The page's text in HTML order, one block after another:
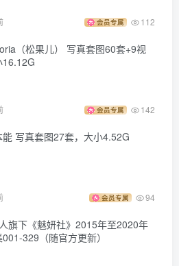
NO.8074 熊小诺[80+1P／
NO.7973 熊小诺[80+1P／
NO.7769 熊小诺[84+1P／
会员专属 112
（松果儿） 写真套图60套+9视
会员专属 142
写真套图27套，大小4.52G
会员专属 94
旗下《魅妍社》2015年至2020年
329（随官方更新）